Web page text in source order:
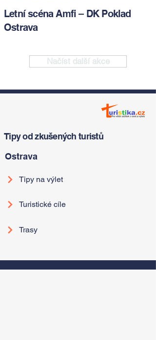
Letní scéna Amfi – DK Poklad
Ostrava
Načíst další akce
Tipy od zkušených turistů
Ostrava
Tipy na výlet
Turistické cíle
Trasy